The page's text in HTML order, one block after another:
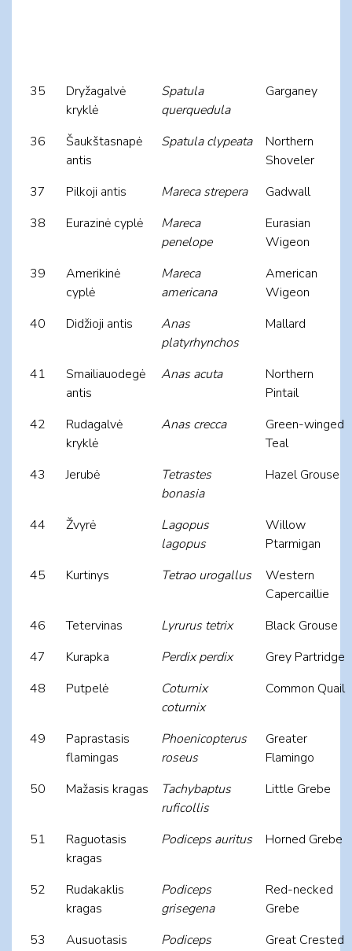
35
Dryžagalvė
kryklė
Spatula
querquedula
Garganey
36
Šaukštasnapė
antis
Spatula clypeata
Northern
Shoveler
37
Pilkoji antis Mareca strepera
Gadwall
38
Eurazinė cyplė
Mareca
penelope
Eurasian
Wigeon
39
Amerikinė
cyplė
Mareca
americana
American
Wigeon
40
Didžioji antis
Anas
platyrhynchos
Mallard
41
Smailiauodegė
antis
Anas acuta
Northern
Pintail
42
Rudagalvė
kryklė
Anas crecca
Green-winged
Teal
43
Jerubė
Tetrastes
bonasia
Hazel Grouse
44 Žvyrė
Lagopus
lagopus
Willow
Ptarmigan
45
Kurtinys Tetrao urogallus
Western
Capercaillie
46
Tetervinas Lyrurus tetrix
Black Grouse
47
Kurapka Perdix perdix
Grey Partridge
48
Putpelė
Coturnix
coturnix
Common Quail
49
Paprastasis
flamingas
Phoenicopterus
roseus
Greater
Flamingo
50
Mažasis kragas
Tachybaptus
ruficollis
Little Grebe
51
Raguotasis
kragas
Podiceps auritus Horned Grebe
52
Rudakaklis
kragas
Podiceps
grisegena
Red-necked
Grebe
53
Ausuotasis
Podiceps
Great Crested